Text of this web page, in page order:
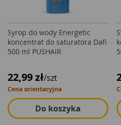
Syrop do wody Energetic
koncentrat do saturatora Dafi
500 ml PUSHAIR
22,99 zł/szt
Cena orientacyjna
Do koszyka